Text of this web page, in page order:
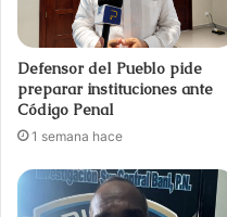
Defensor del Pueblo pide
preparar instituciones ante
Código Penal
1 semana hace